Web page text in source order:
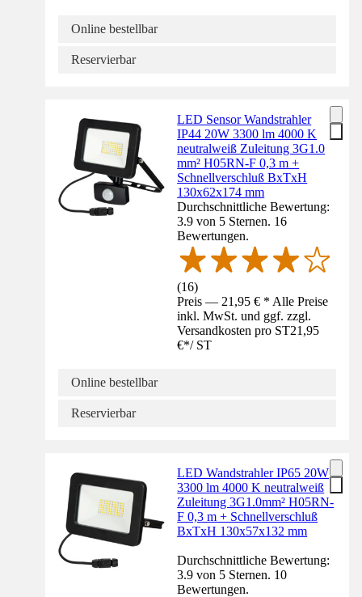
Online bestellbar
Reservierbar
LED Sensor Wandstrahler
IP44 20W 3300 lm 4000 K
neutralweiß Zuleitung 3G1.0
mm² H05RN-F 0,3 m +
Schnellverschluß BxTxH
130x62x174 mm
Durchschnittliche Bewertung:
3.9 von 5 Sternen. 16
Bewertungen.
(16)
Preis — 21,95 € * Alle Preise
inkl. MwSt. und ggf. zzgl.
Versandkosten pro ST21,95
€*/ ST
Online bestellbar
Reservierbar
LED Wandstrahler IP65 20W
3300 lm 4000 K neutralweiß
Zuleitung 3G1.0mm² H05RN-
F 0,3 m + Schnellverschluß
BxTxH 130x57x132 mm
Durchschnittliche Bewertung:
3.9 von 5 Sternen. 10
Bewertungen.